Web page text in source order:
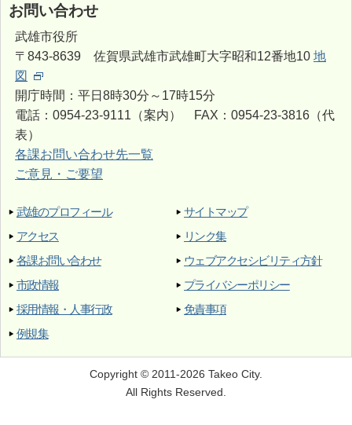
お問い合わせ
武雄市役所
〒843-8639 佐賀県武雄市武雄町大字昭和12番地10 地
図
開庁時間：平日8時30分～17時15分
電話：0954-23-9111（案内） FAX：0954-23-3816（代
表）
各課お問い合わせ先一覧
ご意見・ご要望
武雄のプロフィール
アクセス
各課お問い合わせ
市政情報
採用情報・人事行政
例規集
サイトマップ
リンク集
ウェブアクセシビリティ方針
プライバシーポリシー
免責事項
Copyright © 2011-2026 Takeo City.
All Rights Reserved.